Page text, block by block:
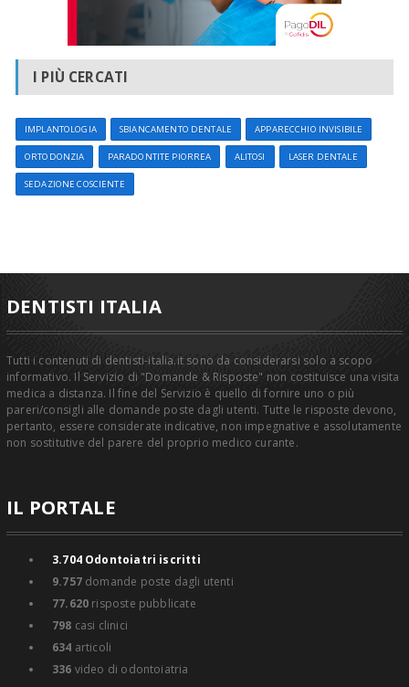
I PIÙ CERCATI
IMPLANTOLOGIA SBIANCAMENTO DENTALE APPARECCHIO INVISIBILE
ORTODONZIA PARADONTITE PIORREA ALITOSI LASER DENTALE
SEDAZIONE COSCIENTE
DENTISTI ITALIA
Tutti i contenuti di dentisti-italia.it sono da considerarsi solo a scopo
informativo. Il Servizio di "Domande & Risposte" non costituisce una visita
medica a distanza. Il fine del Servizio è quello di fornire uno o più
pareri/consigli alle domande poste dagli utenti. Tutte le risposte devono,
pertanto, essere considerate indicative, non impegnative e assolutamente
non sostitutive del parere del proprio medico curante.
IL PORTALE
3.704Odontoiatri iscritti
9.757domande poste dagli utenti
77.620 risposte pubblicate
798 casi clinici
634 articoli
336 video di odontoiatria